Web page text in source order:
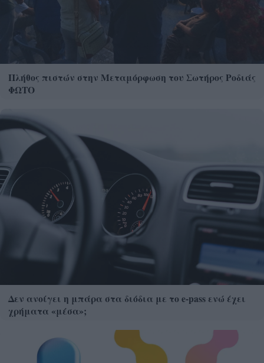
Πλήθος πιστών στην Μεταμόρφωση του Σωτήρος Ροδιάς
ΦΩΤΟ
Δεν ανοίγει η μπάρα στα διόδια με το e-pass ενώ έχει
χρήματα «μέσα»;